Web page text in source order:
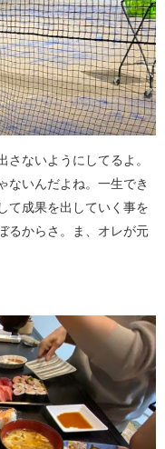
さないようにしてるよ。
ないんだよね。一生でき
て成果を出していく事を
るからさ。ま、オレが元